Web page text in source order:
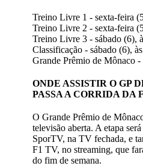
Treino Livre 1 - sexta-feira
Treino Livre 2 - sexta-feira
Treino Livre 3 - sábado (6),
Classificação - sábado (6),
Grande Prêmio de Mônaco
ONDE ASSISTIR O GP
PASSA A CORRIDA DA
O Grande Prêmio de
televisão aberta. A etapa
SporTV, na TV fechada, e
F1 TV, no streaming, que
do fim de semana.